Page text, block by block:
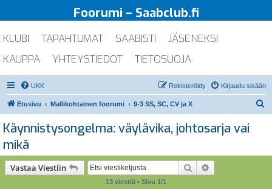
Foorumi – Saabclub.fi
KLUBI TAPAHTUMAT SAABISTI
JÄSENEKSI
KAUPPA
YHTEYSTIEDOT TIETOSUOJA
UKK Kirjaudu sisään
Rekisteröidy
Etusivu Mallikohtainen foorumi 9-3 SS, SC, CV ja X
Käynnistysongelma: väylävika, johtosarja vai
mikä
Vastaa Viestiin Etsi
13 viestiä • Sivu 1/1